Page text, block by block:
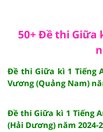
50+ Đề thi Giữa
Đề thi Giữa kì 1 Tiếng
Vương (Quảng Nam)
Đề thi Giữa kì 1 Tiếng
(Hải Dương) năm 2024-